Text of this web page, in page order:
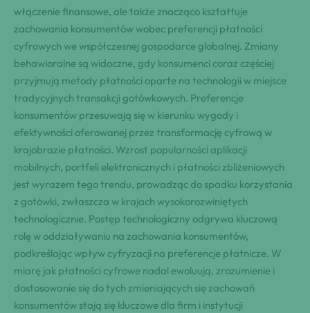
włączenie finansowe, ale także znacząco kształtuje
zachowania konsumentów wobec preferencji płatności
cyfrowych we współczesnej gospodarce globalnej. Zmiany
behawioralne są widoczne, gdy konsumenci coraz częściej
przyjmują metody płatności oparte na technologii w miejsce
tradycyjnych transakcji gotówkowych. Preferencje
konsumentów przesuwają się w kierunku wygody i
efektywności oferowanej przez transformację cyfrową w
krajobrazie płatności. Wzrost popularności aplikacji
mobilnych, portfeli elektronicznych i płatności zbliżeniowych
jest wyrazem tego trendu, prowadząc do spadku korzystania
z gotówki, zwłaszcza w krajach wysokorozwiniętych
technologicznie. Postęp technologiczny odgrywa kluczową
rolę w oddziaływaniu na zachowania konsumentów,
podkreślając wpływ cyfryzacji na preferencje płatnicze. W
miarę jak płatności cyfrowe nadal ewoluują, zrozumienie i
dostosowanie się do tych zmieniających się zachowań
konsumentów stają się kluczowe dla firm i instytucji